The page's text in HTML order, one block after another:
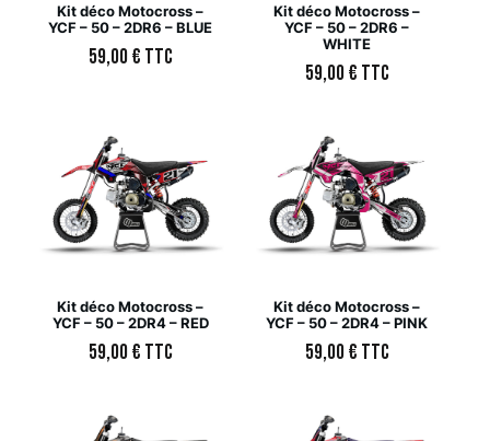
Kit déco Motocross –
YCF – 50 – 2DR6 – BLUE
59,00€ TTC
Kit déco Motocross –
YCF – 50 – 2DR6 –
WHITE
59,00€ TTC
Kit déco Motocross –
YCF – 50 – 2DR4 – RED
59,00€ TTC
Kit déco Motocross –
YCF – 50 – 2DR4 – PINK
59,00€ TTC